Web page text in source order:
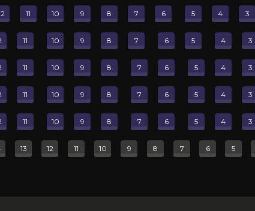
Подпевал и отбивал ритм )))
грязь, которая происходила с Майклом в
незаметно.
10
11
12
13 5
6
7
8
9
10
11 3
4
5
6
7
8
9
10
11 3
4
5
6
7
8
9
10
11 3
4
5
6
7
8
9
10
11 3
4
5
6
7
8
9
10
11 3
4
5
6
7
8
9